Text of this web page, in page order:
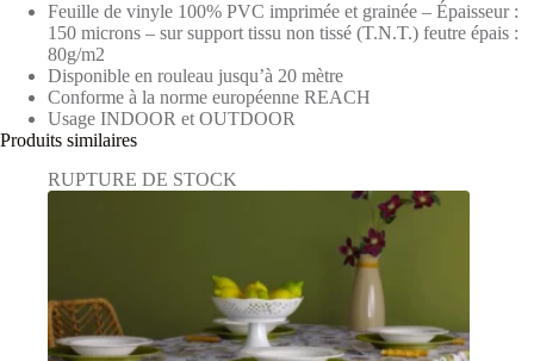
Feuille de vinyle 100% PVC imprimée et grainée – Épaisseur :
150 microns – sur support tissu non tissé (T.N.T.) feutre épais :
80g/m2
Disponible en rouleau jusqu’à 20 mètre
Conforme à la norme européenne REACH
Usage INDOOR et OUTDOOR
Produits similaires
RUPTURE DE STOCK